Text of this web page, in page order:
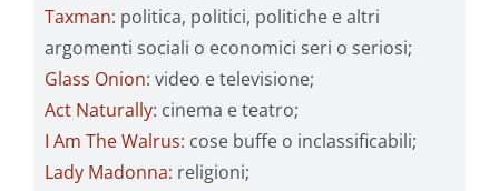
Taxman: politica, politici, politiche e altri
argomenti sociali o economici seri o seriosi;
Glass Onion: video e televisione;
Act Naturally: cinema e teatro;
I Am The Walrus: cose buffe o inclassificabili;
Lady Madonna: religioni;